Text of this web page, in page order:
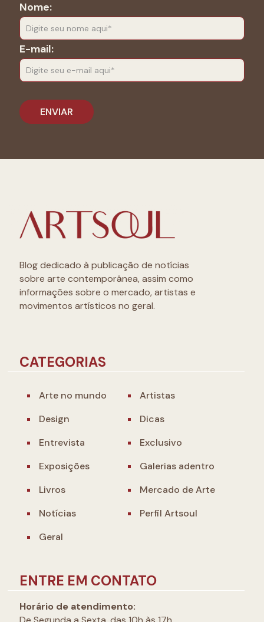
Nome:
E-mail:
Blog dedicado à publicação de notícias
sobre arte contemporânea, assim como
informações sobre o mercado, artistas e
movimentos artísticos no geral.
CATEGORIAS
Arte no mundo
Artistas
Design
Dicas
Entrevista
Exclusivo
Exposições
Galerias adentro
Livros
Mercado de Arte
Notícias
Perfil Artsoul
Geral
ENTRE EM CONTATO
Horário de atendimento: